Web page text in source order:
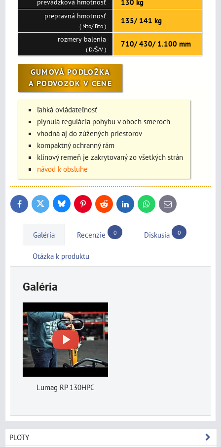
prevádzková hmotnosť 130 kg
prepravná hmotnosť
( Nto/ Bto )
135/ 141 kg
rozmery balenia
( D/Š/V )
710/ 430/ 1.100 mm
GUMOVÁ PODLOŽKA
A PODVOZOK V CENE
ľahká ovládateľnosť
plynulá regulácia pohybu v oboch smeroch
vhodná aj do zúžených priestorov
kompaktný ochranný rám
klinový remeň je zakrytovaný zo všetkých strán
návod k obsluhe
FacebookTwitter BlueskyPinterestReddit LinkedInWhatsApp
E-
mail
Galéria Recenzie 0 Diskusia 0
Otázka k produktu
Galéria
Lumag RP 130HPC
PLOTY